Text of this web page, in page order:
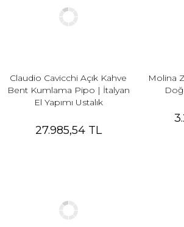
Claudio Cavicchi Açık Kahve
Bent Kumlama Pipo | İtalyan
El Yapımı Ustalık
27.985,54 TL
Molina